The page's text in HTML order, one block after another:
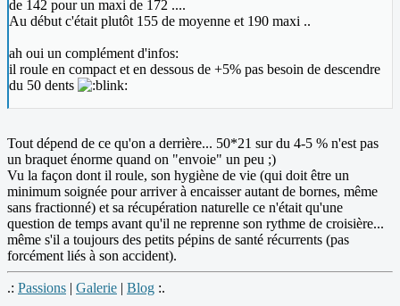
de 142 pour un maxi de 172 ....
Au début c'était plutôt 155 de moyenne et 190 maxi ..
ah oui un complément d'infos:
il roule en compact et en dessous de +5% pas besoin de descendre
du 50 dents
Tout dépend de ce qu'on a derrière... 50*21 sur du 4-5 % n'est pas
un braquet énorme quand on "envoie" un peu ;)
Vu la façon dont il roule, son hygiène de vie (qui doit être un
minimum soignée pour arriver à encaisser autant de bornes, même
sans fractionné) et sa récupération naturelle ce n'était qu'une
question de temps avant qu'il ne reprenne son rythme de croisière...
même s'il a toujours des petits pépins de santé récurrents (pas
forcément liés à son accident).
.: Passions | Galerie | Blog :.